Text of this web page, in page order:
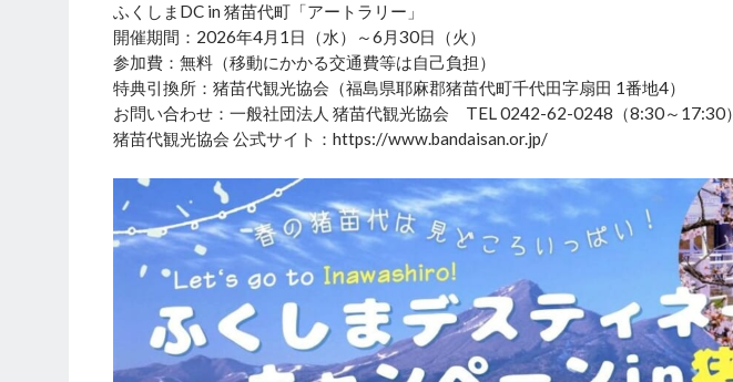
ふくしまDC in 猪苗代町「アートラリー」
開催期間：2026年4月1日（水）～6月30日（火）
参加費：無料（移動にかかる交通費等は自己負担）
特典引換所：猪苗代観光協会（福島県耶麻郡猪苗代町千代田字扇田 1番地4）
お問い合わせ：一般社団法人 猪苗代観光協会 TEL 0242-62-0248（8:30～17:30）
猪苗代観光協会 公式サイト：https://www.bandaisan.or.jp/